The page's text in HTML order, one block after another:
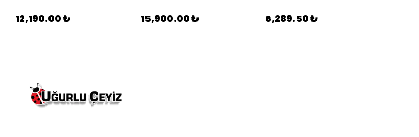
12,190.00 ₺ 15,900.00 ₺ 6,289.50 ₺